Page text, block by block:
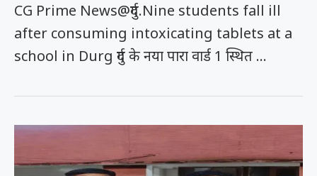
CG Prime News@दुर्ग.Nine students fall ill
after consuming intoxicating tablets at a
school in Durg दुर्ग के नया पारा वार्ड 1 स्थित …